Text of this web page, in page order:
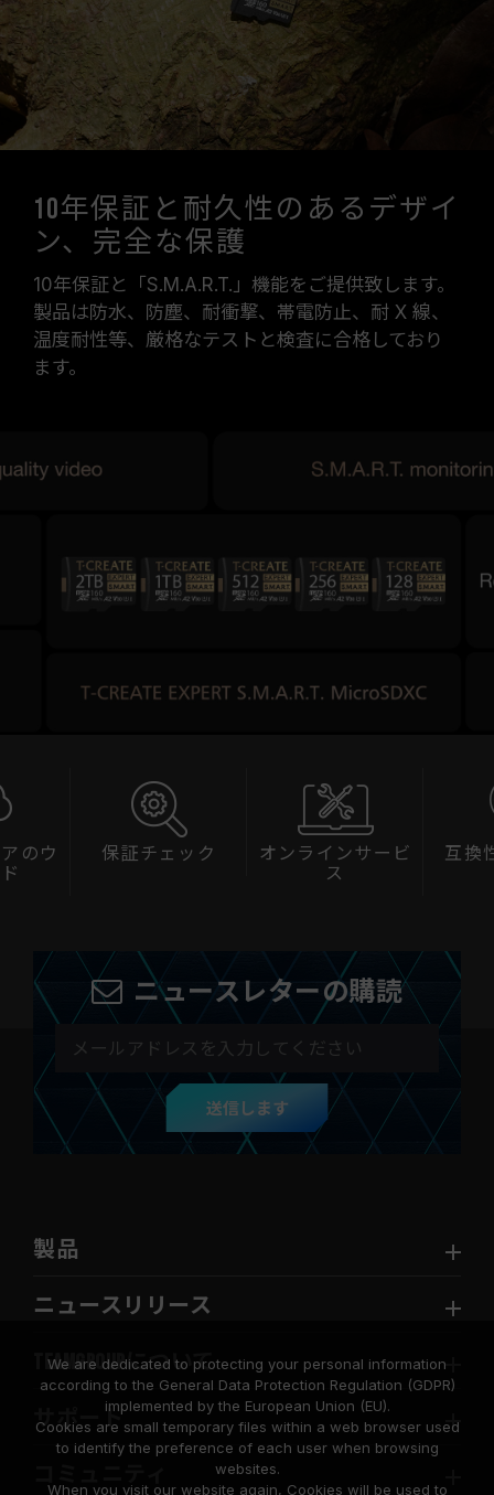
10年保証と耐久性のあるデザイ
ン、完全な保護
10年保証と「S.M.A.R.T.」機能をご提供致します。
製品は防水、防塵、耐衝撃、帯電防止、耐 X 線、
温度耐性等、厳格なテストと検査に合格しており
ます。
のウ
保証チェック
オンラインサービ
ス
互換
ニュースレターの購読
送信します
製品
ニュースリリース
TEAMGROUPについて
サポート
We are dedicated to protecting your personal information
according to the General Data Protection Regulation (GDPR)
implemented by the European Union (EU).
Cookies are small temporary files within a web browser used
to identify the preference of each user when browsing
websites.
When you visit our website again, Cookies will be used to